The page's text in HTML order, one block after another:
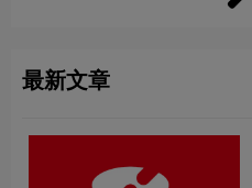
最新文章